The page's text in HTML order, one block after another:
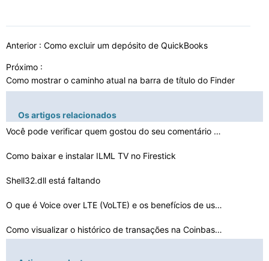
Anterior : Como excluir um depósito de QuickBooks
Próximo :
Como mostrar o caminho atual na barra de título do Finder
Os artigos relacionados
Você pode verificar quem gostou do seu comentário no …
Como baixar e instalar ILML TV no Firestick
Shell32.dll está faltando
O que é Voice over LTE (VoLTE) e os benefícios de usá…
Como visualizar o histórico de transações na Coinbas…